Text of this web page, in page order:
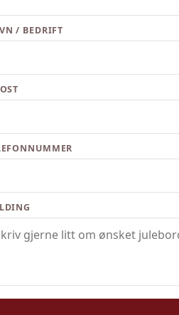
/ BEDRIFT